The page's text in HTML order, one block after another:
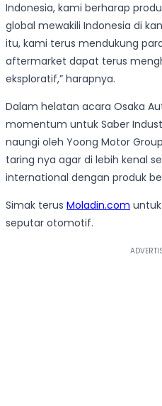
Indonesia, kami berharap
global mewakili Indonesia di
itu, kami terus mendukung
aftermarket dapat terus
eksploratif,” harapnya.
Dalam helatan acara Osaka
momentum untuk Saber
naungi oleh Yoong Motor
taring nya agar di lebih kenal
international dengan produk
Simak terus Moladin.com
seputar otomotif.